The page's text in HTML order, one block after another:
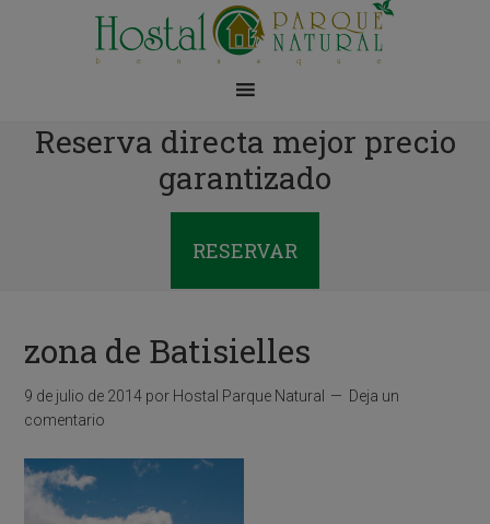
Reserva directa mejor precio
garantizado
RESERVAR
zona de Batisielles
9 de julio de 2014 por Hostal Parque Natural
Deja un
comentario